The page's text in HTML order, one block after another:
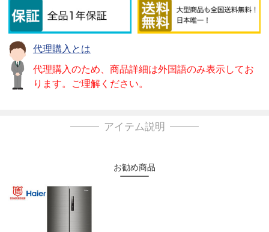
代理購入とは
代理購入のため、商品詳細は外国語のみ表示してお
ります。ご理解ください。
アイテム説明
お勧め商品